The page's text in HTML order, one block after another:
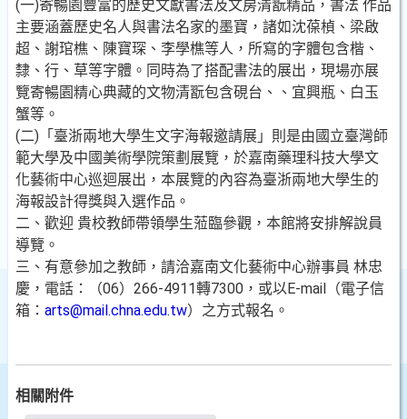
(一)寄暢園豐富的歷史文獻書法及文房清翫精品，書法 作品
主要涵蓋歷史名人與書法名家的墨寶，諸如沈葆楨、梁啟
超、謝琯樵、陳寶琛、李學樵等人，所寫的字體包含楷、
隸、行、草等字體。同時為了搭配書法的展出，現場亦展
覽寄暢園精心典藏的文物清翫包含硯台、、宜興瓶、白玉
蟹等。
(二)「臺浙兩地大學生文字海報邀請展」則是由國立臺灣師
範大學及中國美術學院策劃展覽，於嘉南藥理科技大學文
化藝術中心巡迴展出，本展覽的內容為臺浙兩地大學生的
海報設計得獎與入選作品。
二、歡迎 貴校教師帶領學生蒞臨參觀，本館將安排解說員
導覽。
三、有意參加之教師，請洽嘉南文化藝術中心辦事員 林忠
慶，電話：（06）266-4911轉7300，或以E-mail（電子信
箱： arts@mail.chna.edu.tw）之方式報名。
相關附件